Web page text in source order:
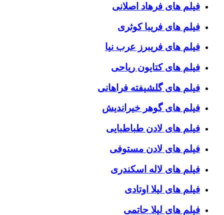
فیلم های فرهاد اصلانی
فیلم های فریبا کوثری
فیلم های فریبرز عرب نیا
فیلم های کتایون ریاحی
فیلم های گلشیفته فراهانی
فیلم های گوهر خیراندیش
فیلم های لادن طباطبایی
فیلم های لادن مستوفی
فیلم های لاله اسکندری
فیلم های لیلا اوتادی
فیلم های لیلا حاتمی